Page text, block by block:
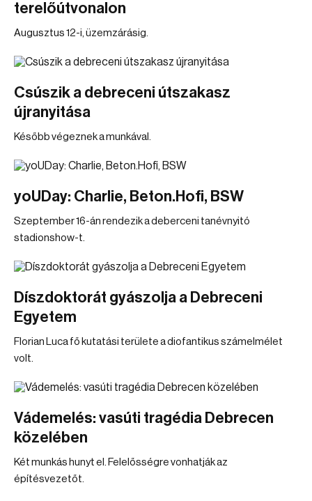
terelőútvonalon
Augusztus 12-i, üzemzárásig.
Csúszik a debreceni útszakasz
újranyitása
Később végeznek a munkával.
yoUDay: Charlie, Beton.Hofi, BSW
Szeptember 16-án rendezik a deberceni tanévnyitó
stadionshow-t.
Díszdoktorát gyászolja a Debreceni
Egyetem
Florian Luca fő kutatási területe a diofantikus számelmélet
volt.
Vádemelés: vasúti tragédia Debrecen
közelében
Két munkás hunyt el. Felelősségre vonhatják az
építésvezetőt.